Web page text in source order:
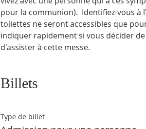
pour la communion).  Identifiez-vous à
toilettes ne seront accessibles que
indiquer rapidement si vous décider
d'assister à cette messe.
Billets
Type de billet